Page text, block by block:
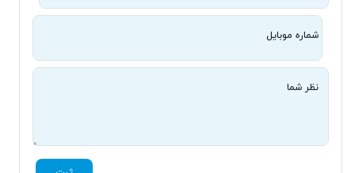
شماره موبایل
نظر شما